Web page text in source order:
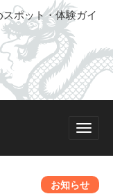
ポット・体験ガイ
お知らせ